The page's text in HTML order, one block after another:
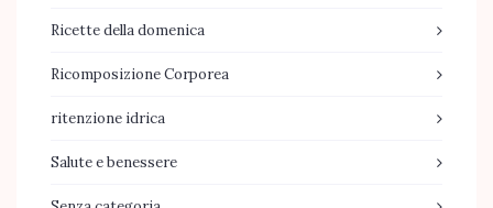
Ricette della domenica
Ricomposizione Corporea
ritenzione idrica
Salute e benessere